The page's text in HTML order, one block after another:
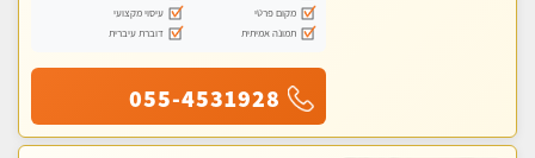
מקום פרטי
עיסוי מקצועי
תמונה אמיתית
דוברת עיברית
055-4531928